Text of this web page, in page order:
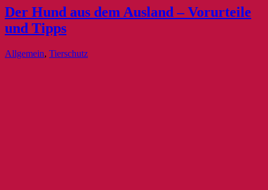
Der Hund aus dem Ausland – Vorurteile
und Tipps
Allgemein, Tierschutz